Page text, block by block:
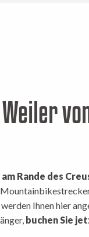
Rande des
Ihnen hier
buchen Sie